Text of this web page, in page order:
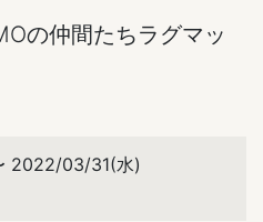
の仲間たちラグマッ
2022/03/31(水)